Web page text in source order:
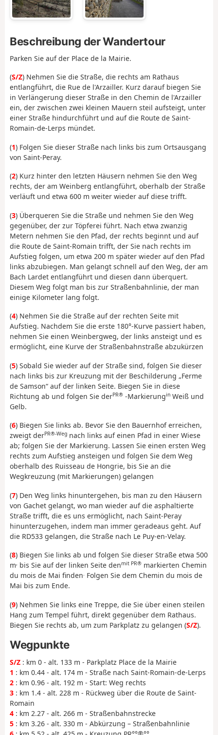
Beschreibung der Wandertour
Parken Sie auf der Place de la Mairie.
(S/Z) Nehmen Sie die Straße, die rechts am Rathaus
entlangführt, die Rue de l'Arzailler. Kurz darauf biegen Sie
in Verlängerung dieser Straße in den Chemin de l'Arzailler
ein, der zwischen zwei kleinen Mauern steil aufsteigt, unter
einer Straße hindurchführt und auf die Route de Saint-
Romain-de-Lerps mündet.
(1) Folgen Sie dieser Straße nach links bis zum Ortsausgang
von Saint-Peray.
(2) Kurz hinter den letzten Häusern nehmen Sie den Weg
rechts, der am Weinberg entlangführt, oberhalb der Straße
verläuft und etwa 600 m weiter wieder auf diese trifft.
(3) Überqueren Sie die Straße und nehmen Sie den Weg
gegenüber, der zur Töpferei führt. Nach etwa zwanzig
Metern nehmen Sie den Pfad, der rechts beginnt und auf
die Route de Saint-Romain trifft, der Sie nach rechts im
Aufstieg folgen, um etwa 200 m später wieder auf den Pfad
links abzubiegen. Man gelangt schnell auf den Weg, der am
Bach Lardet entlangführt und diesen dann überquert.
Diesem Weg folgt man bis zur Straßenbahnlinie, der man
einige Kilometer lang folgt.
(4) Nehmen Sie die Straße auf der rechten Seite mit
Aufstieg. Nachdem Sie die erste 180°-Kurve passiert haben,
nehmen Sie einen Weinbergweg, der links ansteigt und es
ermöglicht, eine Kurve der Straßenbahnstraße abzukürzen
(5) Sobald Sie wieder auf der Straße sind, folgen Sie dieser
nach links bis zur Kreuzung mit der Beschilderung „Ferme
de Samson“ auf der linken Seite. Biegen Sie in diese
Richtung ab und folgen Sie derPR® -Markierungin Weiß und
Gelb.
(6) Biegen Sie links ab. Bevor Sie den Bauernhof erreichen,
zweigt derPR®-Weg nach links auf einen Pfad in einer Wiese
ab; folgen Sie der Markierung. Lassen Sie einen ersten Weg
rechts zum Aufstieg ansteigen und folgen Sie dem Weg
oberhalb des Ruisseau de Hongrie, bis Sie an die
Wegkreuzung (mit Markierungen) gelangen
(7) Den Weg links hinuntergehen, bis man zu den Häusern
von Gachet gelangt, wo man wieder auf die asphaltierte
Straße trifft, die es uns ermöglicht, nach Saint-Peray
hinunterzugehen, indem man immer geradeaus geht. Auf
die RD533 gelangen, die Straße nach Le Puy-en-Velay.
(8) Biegen Sie links ab und folgen Sie dieser Straße etwa 500
m, bis Sie auf der linken Seite denmit PR® markierten Chemin
du mois de Mai finden. Folgen Sie dem Chemin du mois de
Mai bis zum Ende.
(9) Nehmen Sie links eine Treppe, die Sie über einen steilen
Hang zum Tempel führt, direkt gegenüber dem Rathaus.
Biegen Sie rechts ab, um zum Parkplatz zu gelangen (S/Z).
Wegpunkte
S/Z : km 0 - alt. 133 m - Parkplatz Place de la Mairie
1 : km 0.44 - alt. 174 m - Straße nach Saint-Romain-de-Lerps
2 : km 0.96 - alt. 192 m - Start: Weg rechts
3 : km 1.4 - alt. 228 m - Rückweg über die Route de Saint-
Romain
4 : km 2.27 - alt. 266 m - Straßenbahnstrecke
5 : km 3.26 - alt. 330 m - Abkürzung – Straßenbahnlinie